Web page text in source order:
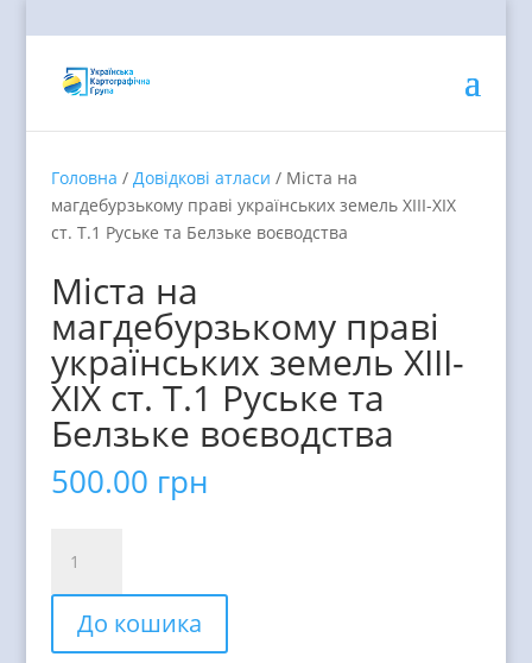
Головна / Довідкові атласи / Міста на
магдебурзькому праві українських земель ХІІІ-ХІХ
ст. Т.1 Руське та Белзьке воєводства
Міста на
магдебурзькому праві
українських земель ХІІІ-
ХІХ ст. Т.1 Руське та
Белзьке воєводства
500.00 грн
магдебурзькому
праві
українських
До кошика